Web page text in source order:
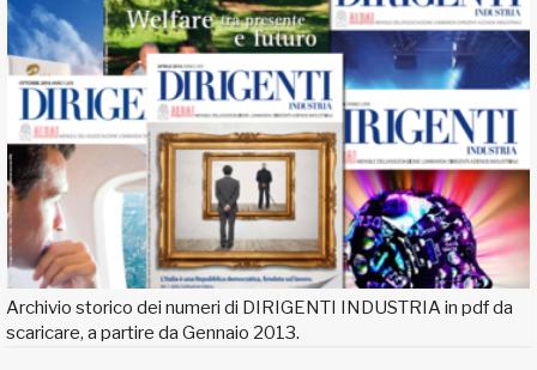
Archivio storico dei numeri di DIRIGENTI INDUSTRIA in pdf da
scaricare, a partire da Gennaio 2013.